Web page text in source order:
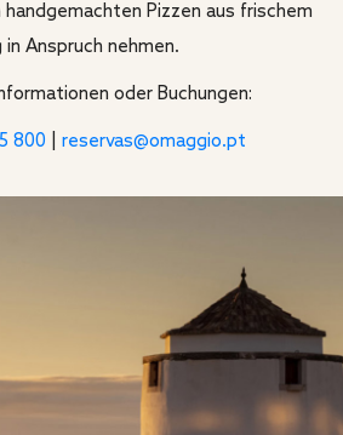
Pizzen aus frischem
in Anspruch nehmen.
oder Buchungen:
800 reservas@omaggio.pt